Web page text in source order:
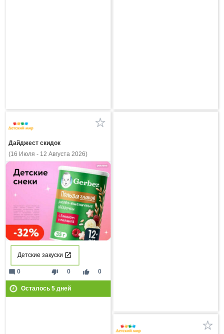
Дайджест скидок
(16 Июля - 12 Августа 2026)
Детские закуски
thumb_down 0 thumb_up 0
mode_comment 0
Осталось 5дней